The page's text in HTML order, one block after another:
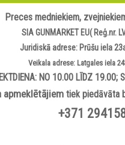
Preces medniekiem,
SIA GUNMARKET EU( Reģ.nr.
Juridiskā adrese: Prūšu iela
Veikala adrese: Latgales iela
NO 10.00 LĪDZ 19.00;
apmeklētājiemtiek piedāvāta
+371